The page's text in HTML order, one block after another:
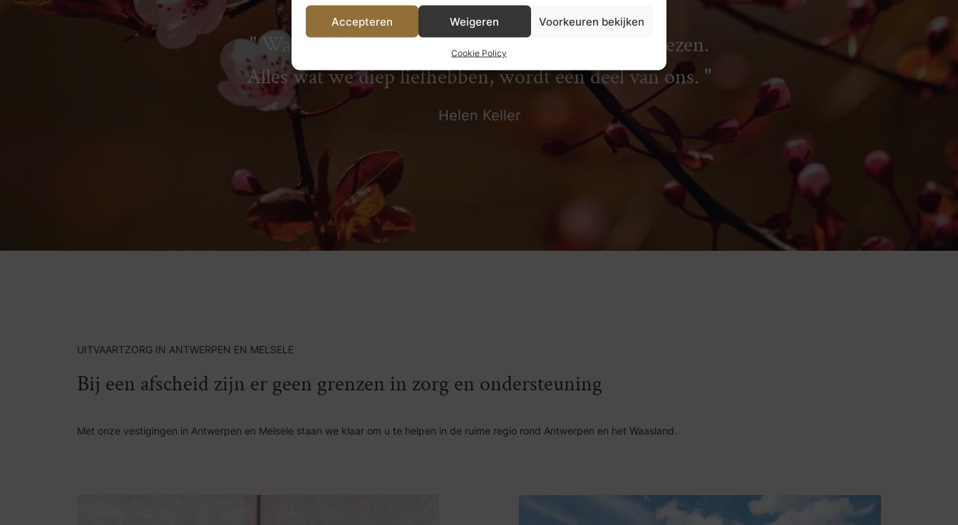
Accepteren Weigeren Voorkeuren bekijken
Cookie Policy
Wat we hebben genoten, kunnen we nooit verliezen.
Alles wat we diep liefhebben, wordt een deel van ons.
Helen Keller
UITVAARTZORG IN ANTWERPEN EN MELSELE
Bij een afscheid zijn er geen grenzen in zorg en ondersteuning
Met onze vestigingen in Antwerpen en Melsele staan we klaar om u te helpen in de ruime regio rond Antwerpen en het Waasland.